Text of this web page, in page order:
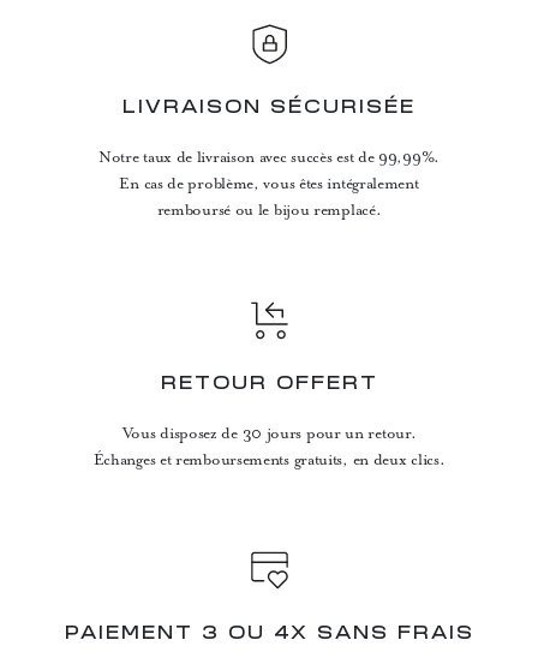
LIVRAISON SÉCURISÉE
Notre taux de livraison avec succès est de 99,99%.
En cas de problème, vous êtes intégralement
remboursé ou le bijou remplacé.
RETOUR OFFERT
Vous disposez de 30 jours pour un retour.
Échanges et remboursements gratuits, en deux clics.
PAIEMENT 3 OU 4X SANS FRAIS